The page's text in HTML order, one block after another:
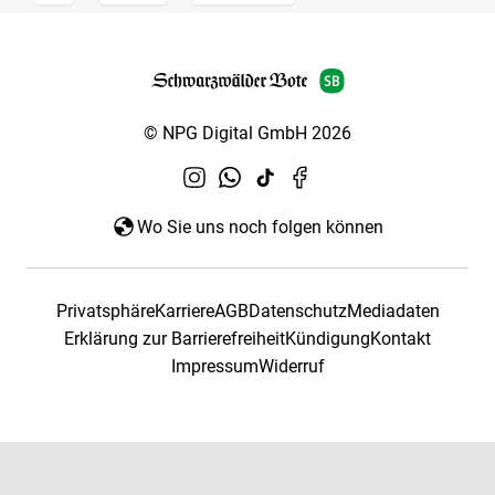
© NPG Digital GmbH 2026
Wo Sie uns noch folgen können
PrivatsphäreKarriereAGBDatenschutzMediadaten
Erklärung zur BarrierefreiheitKündigungKontakt
ImpressumWiderruf